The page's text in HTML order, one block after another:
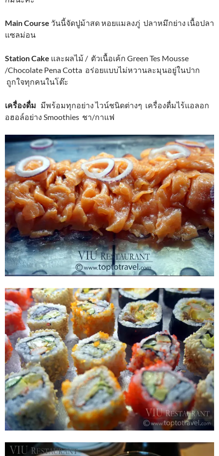
Main Course วันนี้จัดปูม้าสด หอยแมลงภู่ ปลาหมึกย่าง เนื้อปลา
แซลม่อน
Station Cake และผลไม้ / ตัวเนื้อเค้ก Green Tes Mousse
/Chocolate Pena Cotta อร่อยแบบไม่หวานละมุนอยู่ในปาก
ถูกใจทุกคนในโต๊ะ
เครื่องดื่ม มีพร้อมทุกอย่าง ไวน์ชนิดต่างๆ เครื่องดื่มไร้แอลอก
อฮอล์อย่าง Smoothies ชา/กาแฟ